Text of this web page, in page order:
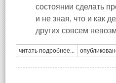
состоянии сделать
и не зная, что и как
других совсем
читать подробнее...